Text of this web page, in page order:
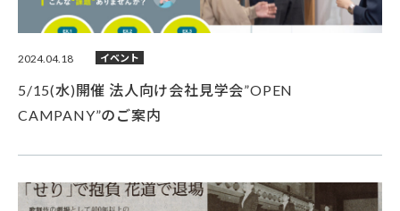
2024.04.18 イベント
5/15(水)開催 法人向け会社見学会”OPEN
CAMPANY”のご案内